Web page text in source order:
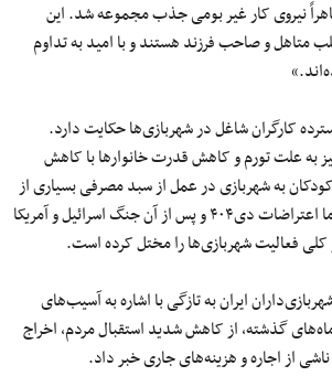
نیروی کار غیر بومی جذب مجموعه شد. این
متاهل و صاحب فرزند هستند و با امید به تداوم
کارگران شاغل در شهربازی‌ها حکایت دارد.
به علت تورم و کاهش قدرت خانوارها با کاهش
به شهربازی در عمل از سبد مصرفی بسیاری از
خانوارها حذف شده بود اما اعتراضات دی۴۰۴ و پس از آن جنگ اسرائیل و آمریکا
فعالیت شهربازی‌ها را مختل کرده است.
ایران به تازگی با اشاره به آسیب‌های
گذشته، از کاهش شدید استقبال مردم، اخراج
از اجاره و هزینه‌های جاری خبر داد.